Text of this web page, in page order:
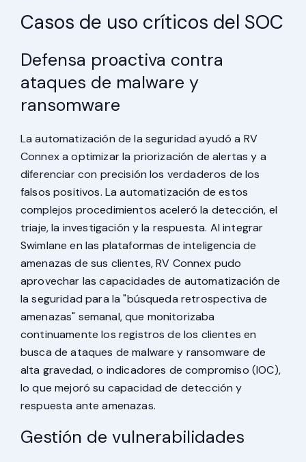
Casos de uso críticos del SOC
Defensa proactiva contra
ataques de malware y
ransomware
La automatización de la seguridad ayudó a RV
Connex a optimizar la priorización de alertas y a
diferenciar con precisión los verdaderos de los
falsos positivos. La automatización de estos
complejos procedimientos aceleró la detección, el
triaje, la investigación y la respuesta. Al integrar
Swimlane en las plataformas de inteligencia de
amenazas de sus clientes, RV Connex pudo
aprovechar las capacidades de automatización de
la seguridad para la "búsqueda retrospectiva de
amenazas" semanal, que monitorizaba
continuamente los registros de los clientes en
busca de ataques de malware y ransomware de
alta gravedad, o indicadores de compromiso (IOC),
lo que mejoró su capacidad de detección y
respuesta ante amenazas.
Gestión de vulnerabilidades